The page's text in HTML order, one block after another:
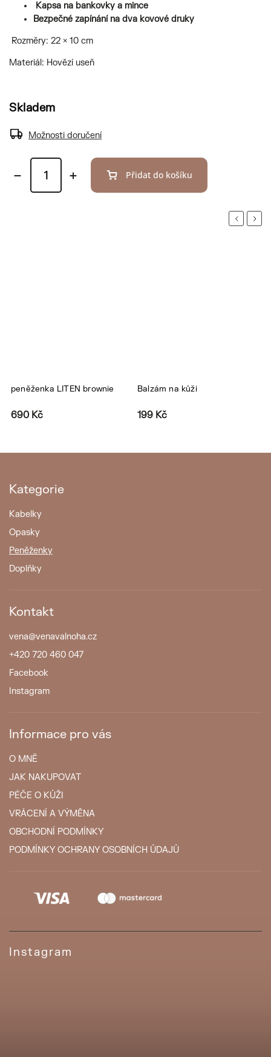
Kapsa na bankovky a mince
Bezpečné zapínání na dva kovové druky
Rozměry: 22 × 10 cm
Materiál: Hovězí useň
Skladem
Možnosti doručení
Přidat do košíku
Previous
peněženka LITEN brownie
690 Kč
Balzám na kůži
199 Kč
Next
Kategorie
Kabelky
Opasky
Peněženky
Doplňky
Kontakt
vena@venavalnoha.cz
+420 720 460 047
Facebook
Instagram
Instagram
Informace pro vás
O MNĚ
JAK NAKUPOVAT
PÉČE O KŮŽI
VRÁCENÍ A VÝMĚNA
OBCHODNÍ PODMÍNKY
PODMÍNKY OCHRANY OSOBNÍCH ŮDAJŮ